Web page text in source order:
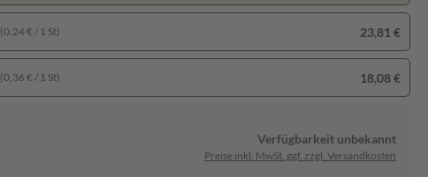
(0,24 € / 1 St) 23,81 €
(0,36 € / 1 St) 18,08 €
Verfügbarkeit unbekannt
Preise inkl. MwSt. ggf. zzgl. Versandkosten